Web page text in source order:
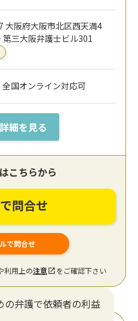
大阪府大阪市北区西天満4
第三大阪弁護士ビル301
全国オンライン対応可
細を見る
こちらから
問合せ
で問合せ
利用上の注意 をご確認下さい
の弁護で依頼者の利益